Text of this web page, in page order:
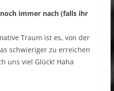
immer nach (falls ihr
Traum ist es, von der
schwieriger zu erreichen
uns viel Glück! Haha